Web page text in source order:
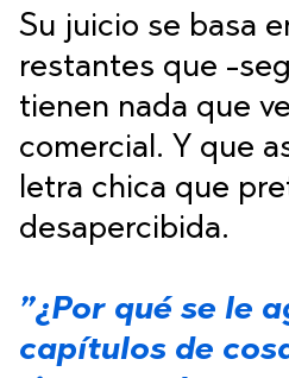
Su juicio se basa
restantes que -
tienen nada que
comercial. Y que
letra chica que
desapercibida.
”¿Por qué se le
capítulos de